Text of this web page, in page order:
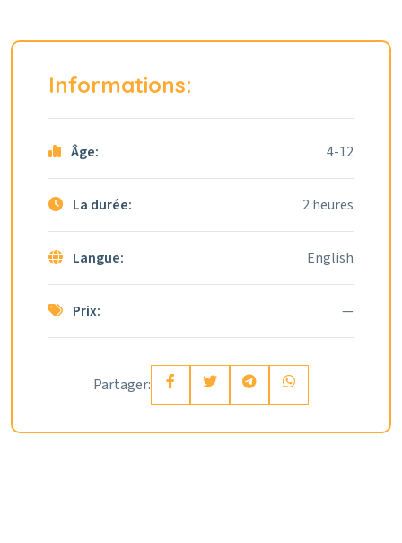
Informations:
Âge: 4-12
La durée: 2 heures
Langue: English
Prix: —
Partager: